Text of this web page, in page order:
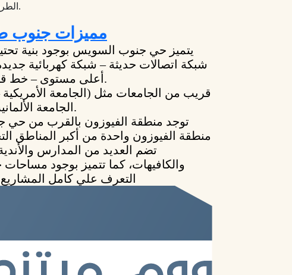
الطريق الدائري الأوسطي).
مميزات جنوب
يتميز حي جنوب السويس بوجود بنية
شبكة اتصالات حديثة – شبكة كهربائية
أعلى مستوى – خط قطار – جراج سيارات).
قريب من الجامعات مثل (الجامعة
الجامعة الألمانية – جامعة المستقبل).
توجد منطقة الفيوزون بالقرب من حي
منطقة الفيوزون واحدة من أكبر المناطق
تضم العديد من المدارس
والكافيهات، كما تتميز بوجود